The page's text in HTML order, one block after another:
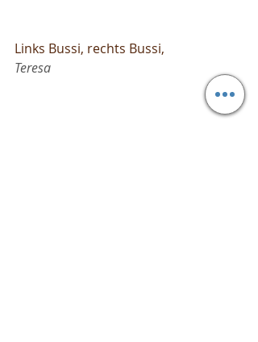
Links Bussi, rechts Bussi,
Teresa